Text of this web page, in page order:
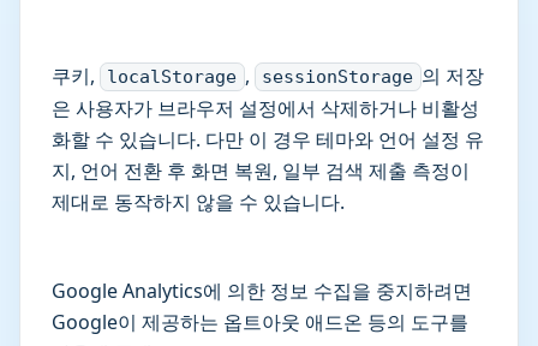
쿠키, localStorage , sessionStorage 의 저장
은 사용자가 브라우저 설정에서 삭제하거나 비활성
화할 수 있습니다. 다만 이 경우 테마와 언어 설정 유
지, 언어 전환 후 화면 복원, 일부 검색 제출 측정이
제대로 동작하지 않을 수 있습니다.
Google Analytics에 의한 정보 수집을 중지하려면
Google이 제공하는 옵트아웃 애드온 등의 도구를